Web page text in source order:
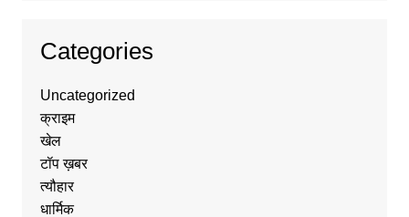
Categories
Uncategorized
क्राइम
खेल
टॉप ख़बर
त्यौहार
धार्मिक